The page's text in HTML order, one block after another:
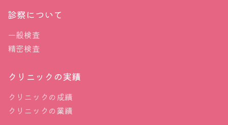
い、２５歳から４０歳の女性は１－３年ごとに医療
てください」と書かれています。少なくとも米国で
は乳がんの自己検診において、ブレスト・アウェア
ネスは教科書レベルの言葉と言えます。
ここでは 私なりの言葉で皆さんにわかりやすく、
このブレスト・アウェアネス
明らかに過剰です。
したとしましょう。そして娘さんがしっかりそれを
聞いてくださって、そして覚えていて、守ってくだ
さったとしましょう。
皆さんは学校の職員です。先生としましょう。
りするので、先生であるあなたは懲らしめたい。そ
こでその子だけおなかが痛くなるような給食を作り
たいと考えました。もちろんその子だけに何か別の
診察について
一般検査
精密検査
クリニックの実績
クリニックの成績
クリニックの業績